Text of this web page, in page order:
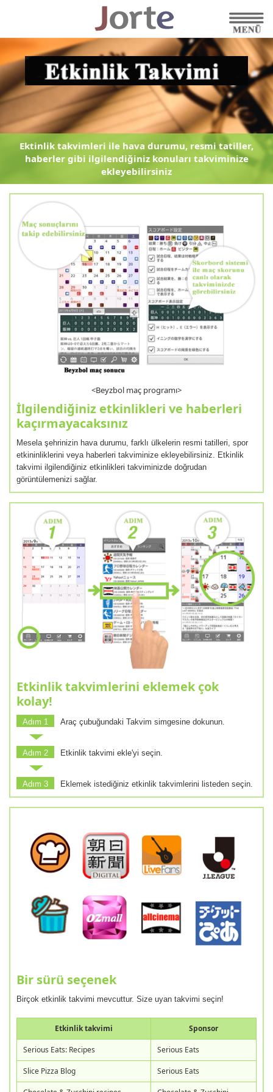
Ektinlik takvimleri ile hava durumu, resmi tatiller,
haberlergibi ilgilendiğiniz konuları takviminize
ekleyebilirsiniz
<Beyzbol maç programı>
İlgilendiğiniz etkinlikleri ve haberleri
kaçırmayacaksınız
Mesela şehrinizin hava durumu, farklı ülkelerin resmi tatilleri, spor
etkininliklerini veya haberleri takviminize ekleyebilirsiniz. Etkinlik
takvimi ilgilendiğiniz etkinlikleri takviminizde doğrudan
görüntülemenizi sağlar.
Etkinlik takvimlerini eklemek çok
kolay!
Adım 1 Araç çubuğundaki Takvim simgesine dokunun.
Adım 2 Etkinlik takvimi ekle'yi seçin.
Adım 3 Eklemek istediğiniz etkinlik takvimlerini listeden seçin.
Bir sürü seçenek
Birçok etkinlik takvimi mevcuttur. Size uyan takvimi seçin!
Etkinlik takvimi Sponsor
Serious Eats: Recipes Serious Eats
Slice Pizza Blog Serious Eats